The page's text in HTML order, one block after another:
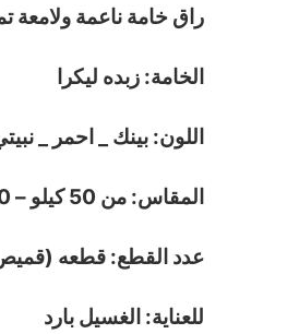
راق خامة ناعمة
الخامة: زبده ليكرا
اللون: بينك _ احمر _
المقاس: من 50 كيلو – 80 كيلو
عدد القطع: قطعه
للعناية: الغسيل بارد